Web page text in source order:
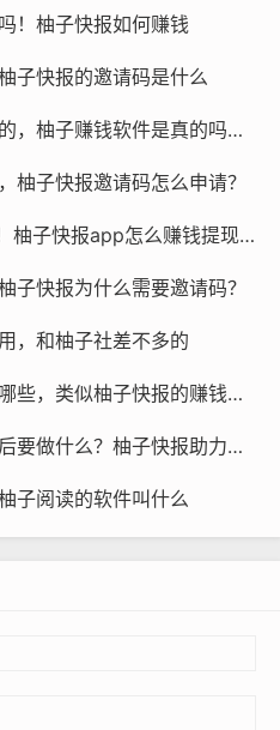
！柚子快报如何赚钱
子快报的邀请码是什么
柚子平台赚钱是真的还是假的，柚子赚钱软件是真的吗还是假的？
柚子快报邀请码怎么申请？
柚子快报app怎么赚钱的啊！柚子快报app怎么赚钱提现到微信
子快报为什么需要邀请码？
，和柚子社差不多的
类似柚子快报的赚钱软件有哪些，类似柚子快报的赚钱软件是真的吗
柚子快报助力任务被拒绝以后要做什么？柚子快报助力的昵称是什么
子阅读的软件叫什么